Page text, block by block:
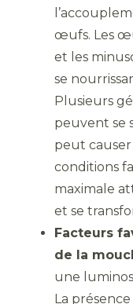
œufs. Les
et les
se
Plusieurs
peuvent se
peut causer
conditions
maximale
et se
Facteurs
de la
une
La